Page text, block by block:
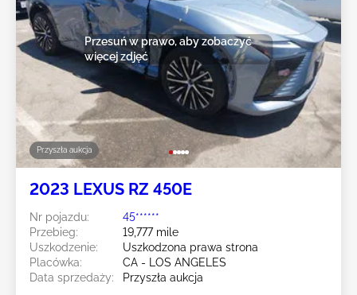
Przyszła aukcja
Przesuń w prawo, aby zobaczyć
więcej zdjęć
2023 LEXUS RZ 450E
Nr pojazdu:
45******
Przebieg:
19,777 mile
Uszkodzenie:
Uszkodzona prawa strona
Placówka:
CA - LOS ANGELES
Data sprzedaży:
Przyszła aukcja